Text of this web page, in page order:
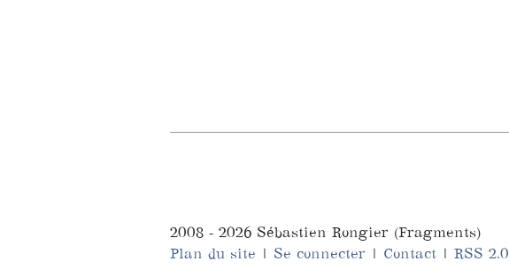
2008 - 2026 Sébastien Rongier (Fragments)
Plan du site | Se connecter | Contact | RSS 2.0